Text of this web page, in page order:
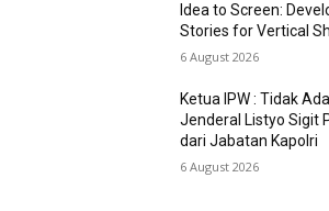
Idea to Screen:
Stories for Vertical
6 August 2026
Ketua IPW : Tidak
Jenderal Listyo Sigit
dari Jabatan Kapolri
6 August 2026